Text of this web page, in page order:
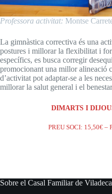
Professora activitat: Montse
La gimnàstica correctiva és una
postures i millorar la flexibilitat i
específics, es busca corregir
promocionant una millor alineació
d’activitat pot adaptar-se a les
millorar la salut general i el
DIMARTS I
PREU SOCI: 15,50€ –
Sobre el Casal Familiar de